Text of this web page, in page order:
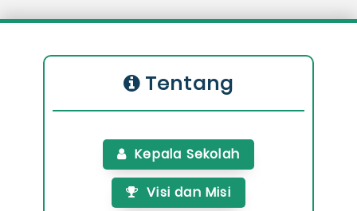
Tentang
Kepala Sekolah
Visi dan Misi